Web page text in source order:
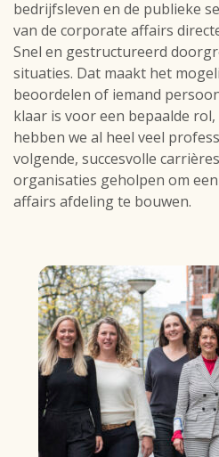
bedrijfsleven en de publieke
van de corporate affairs
Snel en gestructureerd
situaties. Dat maakt het
beoordelen of iemand
klaar is voor een bepaalde
hebben we al heel veel
volgende, succesvolle
organisaties geholpen om
affairs afdeling te bouwen.